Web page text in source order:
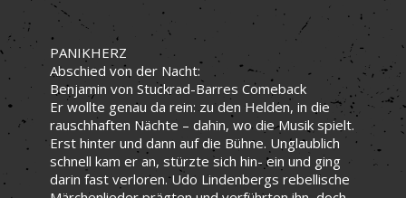
PANIKHERZ
Abschied von der Nacht:
Benjamin von Stuckrad-Barres Comeback
Er wollte genau da rein: zu den Helden, in die
rauschhaften Nächte – dahin, wo die Musik spielt.
Erst hinter und dann auf die Bühne. Unglaublich
schnell kam er an, stürzte sich hin- ein und ging
darin fast verloren. Udo Lindenbergs rebellische